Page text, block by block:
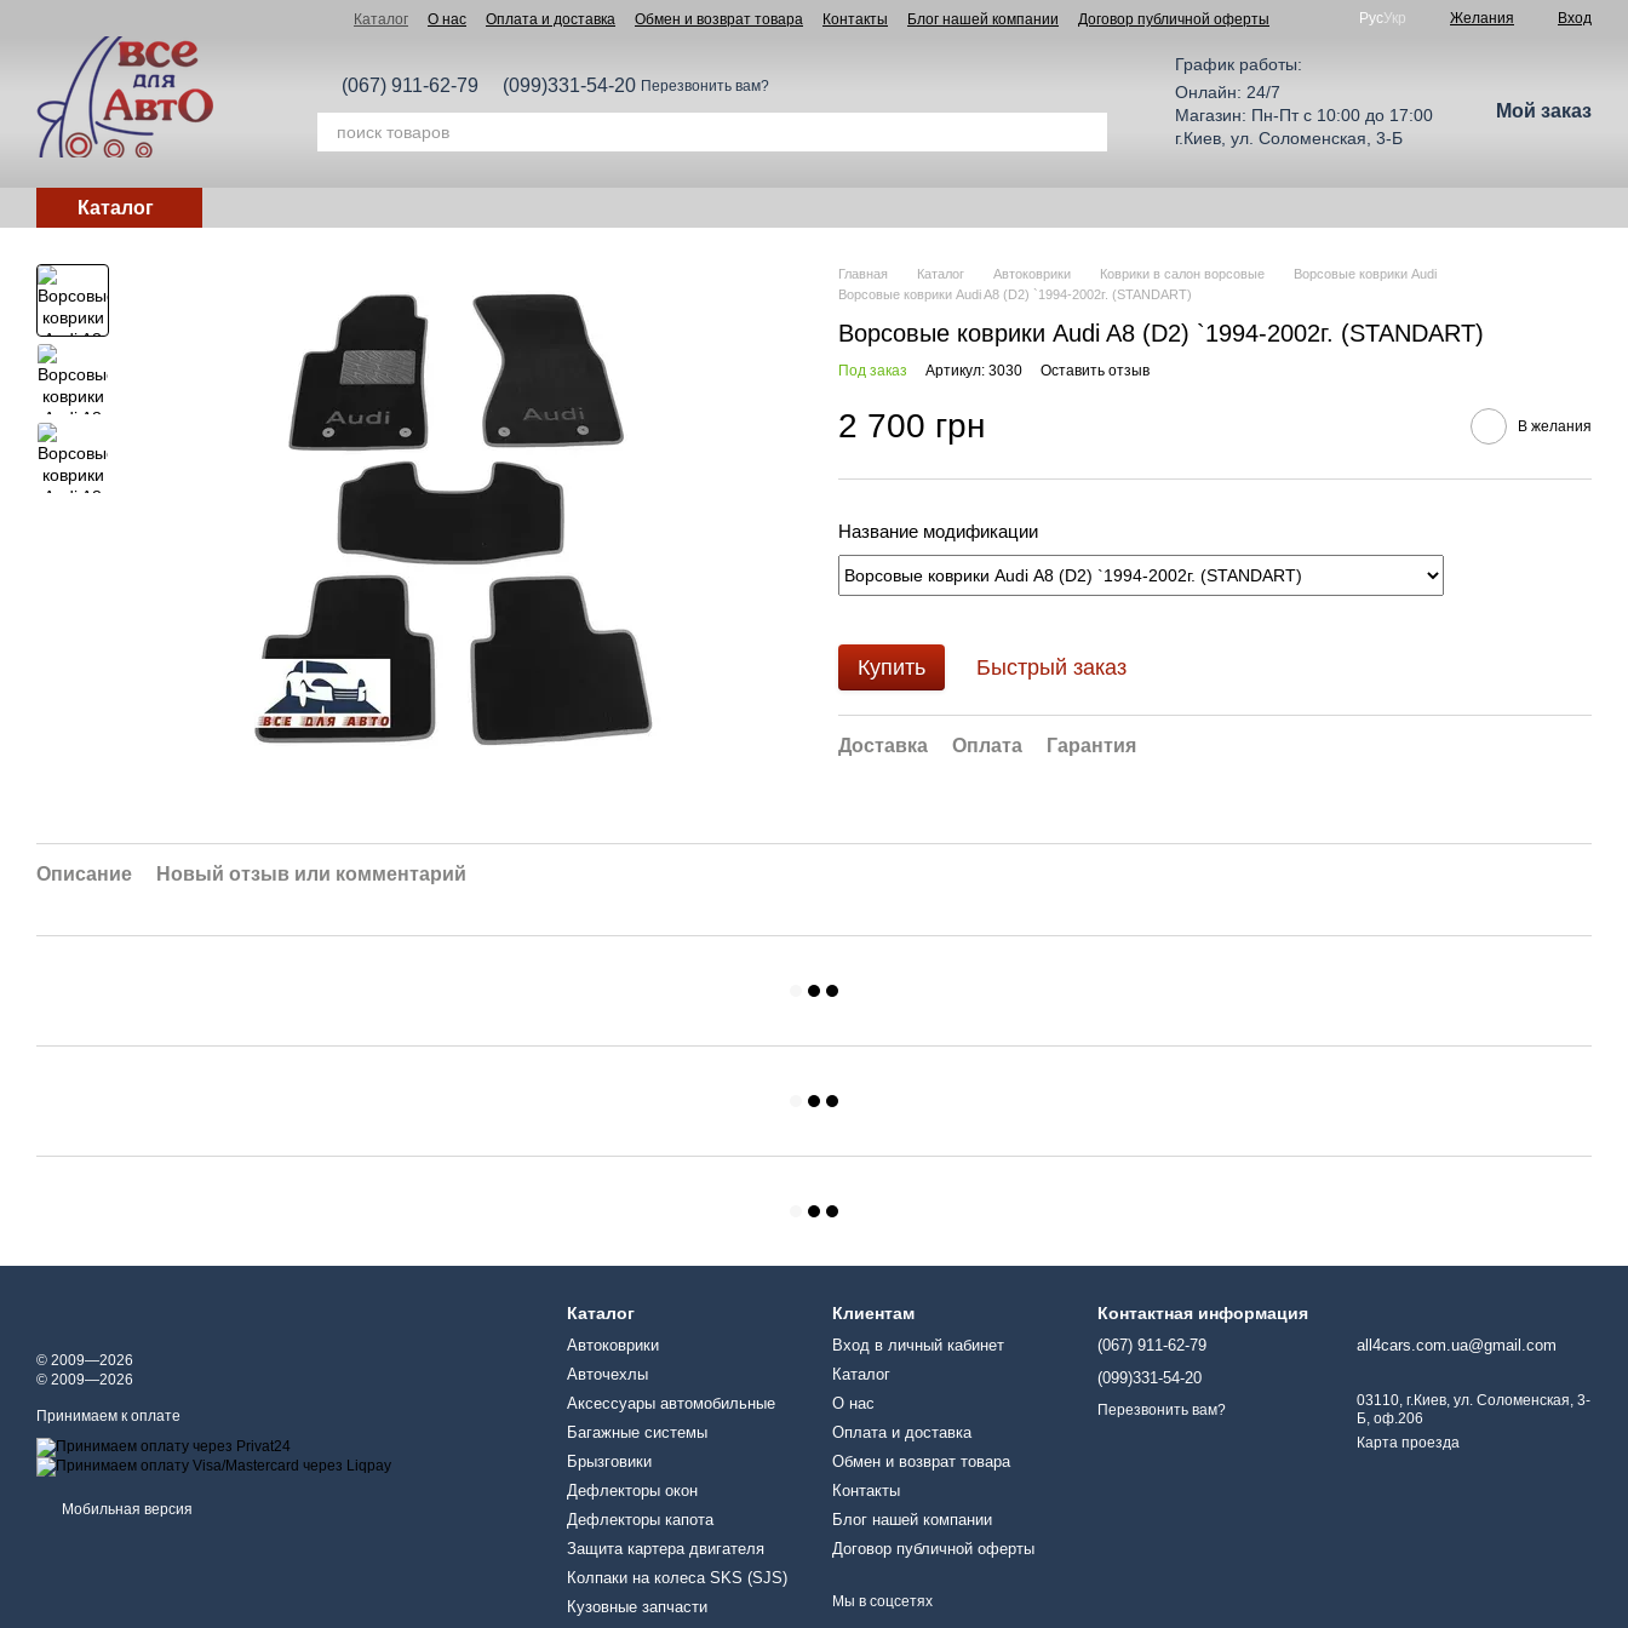
Каталог О нас Оплата и доставка Обмен и возврат товара Контакты Блог нашей компании Договор публичной оферты РусУкр Желания Вход
(067) 911-62-79 (099)331-54-20 Перезвонить вам?
График работы:
Онлайн: 24/7
Магазин: Пн-Пт с 10:00 до 17:00
г.Киев, ул. Соломенская, 3-Б
Мой заказ
Каталог
Главная Каталог Автоковрики Коврики в салон ворсовые
Ворсовые коврики Audi
Ворсовые коврики Audi A8 (D2) `1994-2002г. (STANDART)
Ворсовые коврики Audi A8 (D2) `1994-2002г. (STANDART)
Под заказ Артикул: 3030 Оставить отзыв
2 700 грн В желания
Название модификации
Купить Быстрый заказ
Доставка Оплата Гарантия
Описание Новый отзыв или комментарий
© 2009—2026
© 2009—2026
Принимаем к оплате
Мобильная версия
Каталог
Автоковрики
Авточехлы
Аксессуары автомобильные
Багажные системы
Брызговики
Дефлекторы окон
Дефлекторы капота
Защита картера двигателя
Колпаки на колеса SKS (SJS)
Кузовные запчасти
Клиентам
Вход в личный кабинет
Каталог
О нас
Оплата и доставка
Обмен и возврат товара
Контакты
Блог нашей компании
Договор публичной оферты
Мы в соцсетях
Контактная информация
(067) 911-62-79
(099)331-54-20
Перезвонить вам?
all4cars.com.ua@gmail.com
03110, г.Киев, ул. Соломенская, 3-
Б, оф.206
Карта проезда